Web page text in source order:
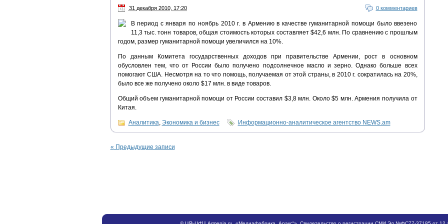
31 декабря 2010, 17:20 0 комментариев
В период с января по ноябрь 2010 г. в Армению в качестве гуманитарной помощи было ввезено
11,3 тыс. тонн товаров, общая стоимость которых составляет $42,6 млн. По сравнению с прошлым
годом, размер гуманитарной помощи увеличился на 10%.
По данным Комитета государственных доходов при правительстве Армении, рост в основном
обусловлен тем, что от России было получено подсолнечное масло и зерно. Однако больше всех
помогают США. Несмотря на то что помощь, получаемая от этой страны, в 2010 г. сократилась на 20%,
было все же получено около $17 млн. в виде товаров.
Общий объем гуманитарной помощи от России составил $3,8 млн. Около $5 млн. Армения получила от
Китая.
Аналитика, Экономика и бизнес Информационно-аналитическое агентство NEWS.am
« Предыдущие записи